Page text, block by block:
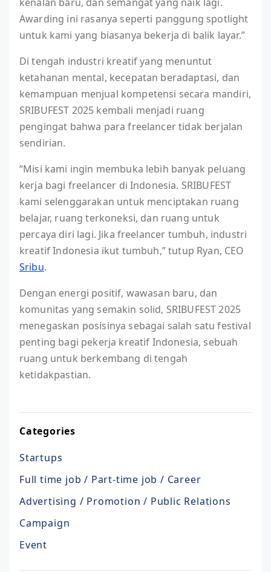
Awarding ini rasanya seperti panggung spotlight
untuk kami yang biasanya bekerja di balik layar.”
Di tengah industri kreatif yang menuntut
ketahanan mental, kecepatan beradaptasi, dan
kemampuan menjual kompetensi secara mandiri,
SRIBUFEST 2025 kembali menjadi ruang
pengingat bahwa para freelancer tidak berjalan
sendirian.
“Misi kami ingin membuka lebih banyak peluang
kerja bagi freelancer di Indonesia. SRIBUFEST
kami selenggarakan untuk menciptakan ruang
belajar, ruang terkoneksi, dan ruang untuk
percaya diri lagi. Jika freelancer tumbuh, industri
kreatif Indonesia ikut tumbuh,” tutup Ryan, CEO
Sribu.
Dengan energi positif, wawasan baru, dan
komunitas yang semakin solid, SRIBUFEST 2025
menegaskan posisinya sebagai salah satu festival
penting bagi pekerja kreatif Indonesia, sebuah
ruang untuk berkembang di tengah
ketidakpastian.
Categories
Startups
Full time job / Part-time job / Career
Advertising / Promotion / Public Relations
Campaign
Event